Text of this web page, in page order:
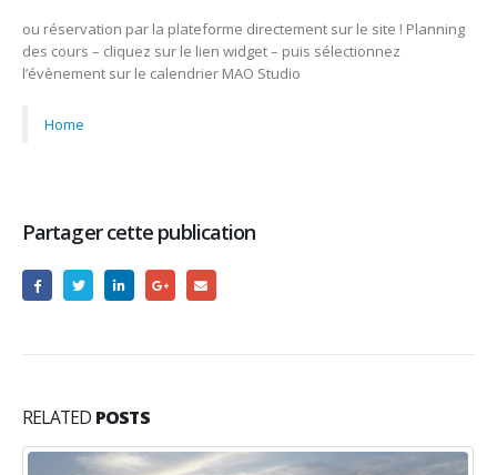
ou réservation par la plateforme directement sur le site ! Planning
des cours – cliquez sur le lien widget – puis sélectionnez
l’évènement sur le calendrier MAO Studio
Home
Partager cette publication
RELATED POSTS